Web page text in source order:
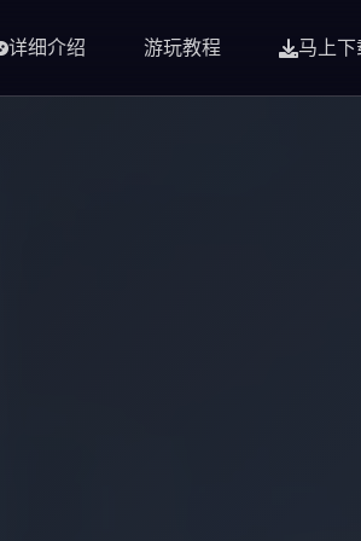
详细介绍 游玩教程 马上下